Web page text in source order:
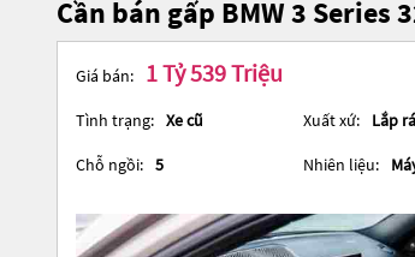
Cần bán gấp BMW 3 Series
Giá bán: 1 Tỷ 539 Triệu
Tình trạng: Xe cũ Xuất xứ: Lắp
Chỗ ngồi: 5 Nhiên liệu: